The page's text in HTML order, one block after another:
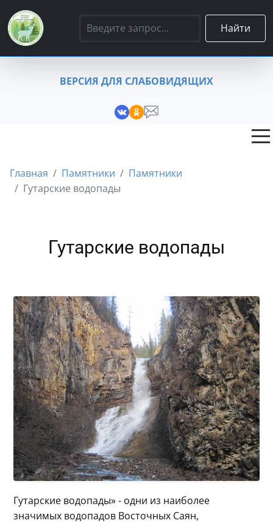
Найти
ВЕРСИЯ ДЛЯ СЛАБОВИДЯЩИХ
Главная Памятники
Памятники
Гутарские водопады
Гутарские водопады
Гутарские водопады» - одни из наиболее
значимых водопадов Восточных Саян,